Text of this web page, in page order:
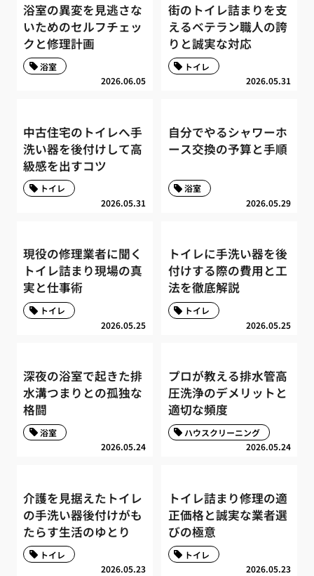
浴室の異変を見逃さな
いためのセルフチェッ
クと修理計画
2026.06.05
浴室
街のトイレ詰まりを支
えるベテラン職人の誇
りと誠実な対応
2026.05.31
トイレ
中古住宅のトイレへ手
洗い器を後付けして高
級感を出すコツ
2026.05.31
トイレ
自分でやるシャワーホ
ース交換の予算と手順
2026.05.29
浴室
現役の修理業者に聞く
トイレ詰まり現場の真
実と仕事術
2026.05.25
トイレ
トイレに手洗い器を後
付けする際の費用と工
法を徹底解説
2026.05.25
トイレ
深夜の浴室で起きた排
水溝つまりとの孤独な
格闘
2026.05.24
浴室
プロが教える排水管高
圧洗浄のデメリットと
適切な頻度
2026.05.24
ハウスクリーニング
介護を見据えたトイレ
の手洗い器後付けがも
たらす生活のゆとり
2026.05.23
トイレ
トイレ詰まり修理の適
正価格と誠実な業者選
びの極意
2026.05.23
トイレ